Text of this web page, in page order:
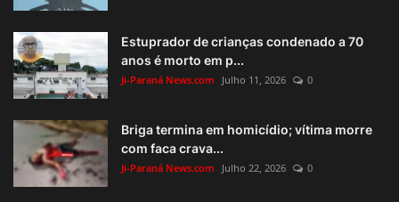
Estuprador de crianças condenado a 70
anos é morto em p...
Ji-Paraná News.com Julho 11, 2026 0
Briga termina em homicídio; vítima morre
com faca crava...
Ji-Paraná News.com Julho 22, 2026 0